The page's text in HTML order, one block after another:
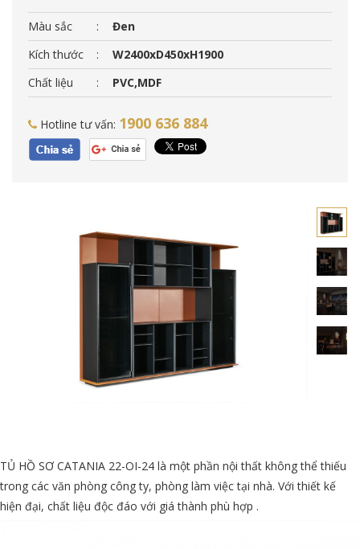
Màu sắc :
Đen
Kích thước
:
W2400xD450xH1900
Chất liệu
: PVC,MDF
Hotline tư vấn: 1900 636 884
TỦ HỒ SƠ CATANIA 22-OI-24 là một phần nội thất không thể thiếu
trong các văn phòng công ty, phòng làm việc tại nhà. Với thiết kế
hiện đại, chất liệu độc đáo với giá thành phù hợp .